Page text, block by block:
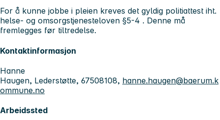
For å kunne jobbe i pleien kreves det gyldig politiattest iht.
helse- og omsorgstjenesteloven §5-4 . Denne må
fremlegges før tiltredelse.
Kontaktinformasjon
Hanne
Haugen, Lederstøtte, 67508108, hanne.haugen@baerum.k
ommune.no
Arbeidssted